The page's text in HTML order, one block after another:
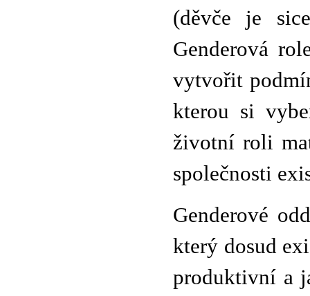
(děvče je
Genderová
vytvořit
kterou si
životní roli
společnosti
Genderové
který dosud
produktivní a